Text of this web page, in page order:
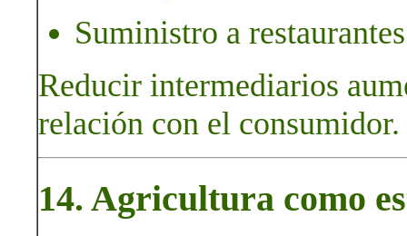
Suministro a
Reducir intermediarios
relación con el consumidor.
14. Agricultura como